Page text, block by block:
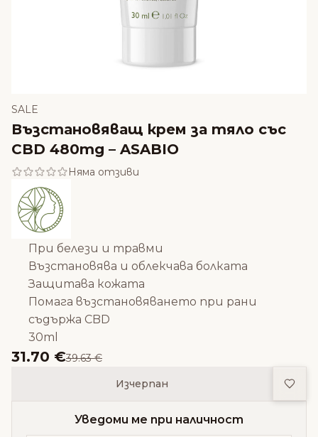
SALE
Възстановяващ крем за тяло със
CBD 480mg – ASABIO
Няма отзиви
При белези и травми
Възстановява и облекчава болката
Защитава кожата
Помага възстановяването при рани
съдържа CBD
30ml
31.70 €39.63 €
Изчерпан
Уведоми ме при наличност